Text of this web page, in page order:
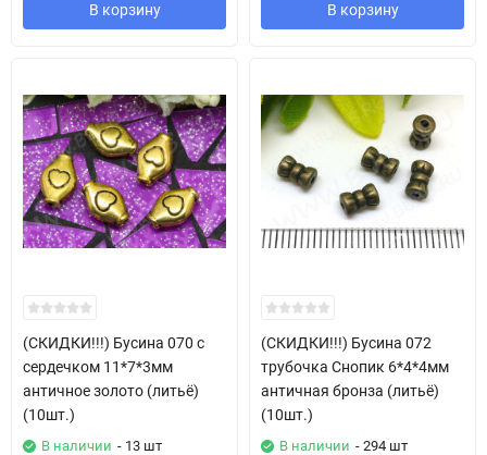
В корзину В корзину
(СКИДКИ!!!) Бусина 070 с
сердечком 11*7*3мм
античное золото (литьё)
(10шт.)
В наличии - 13 шт
(СКИДКИ!!!) Бусина 072
трубочка Снопик 6*4*4мм
античная бронза (литьё)
(10шт.)
В наличии - 294 шт